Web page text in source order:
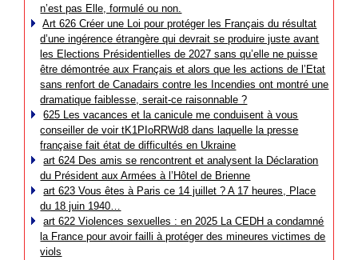
n’est pas Elle, formulé ou non.
Art 626 Créer une Loi pour protéger les Français du résultat
d’une ingérence étrangère qui devrait se produire juste avant
les Elections Présidentielles de 2027 sans qu’elle ne puisse
être démontrée aux Français et alors que les actions de l’Etat
sans renfort de Canadairs contre les Incendies ont montré une
dramatique faiblesse, serait-ce raisonnable ?
625 Les vacances et la canicule me conduisent à vous
conseiller de voir tK1PIoRRWd8 dans laquelle la presse
française fait état de difficultés en Ukraine
art 624 Des amis se rencontrent et analysent la Déclaration
du Président aux Armées à l’Hôtel de Brienne
art 623 Vous êtes à Paris ce 14 juillet ? A 17 heures, Place
du 18 juin 1940…
art 622 Violences sexuelles : en 2025 La CEDH a condamné
la France pour avoir failli à protéger des mineures victimes de
viols